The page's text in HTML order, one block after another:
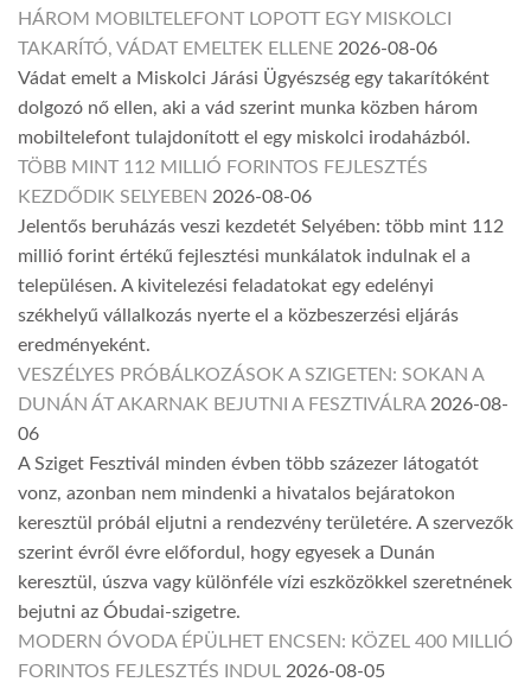
HÁROM MOBILTELEFONT LOPOTT EGY MISKOLCI
TAKARÍTÓ, VÁDAT EMELTEK ELLENE 2026-08-06
Vádat emelt a Miskolci Járási Ügyészség egy takarítóként
dolgozó nő ellen, aki a vád szerint munka közben három
mobiltelefont tulajdonított el egy miskolci irodaházból.
TÖBB MINT 112 MILLIÓ FORINTOS FEJLESZTÉS
KEZDŐDIK SELYEBEN 2026-08-06
Jelentős beruházás veszi kezdetét Selyében: több mint 112
millió forint értékű fejlesztési munkálatok indulnak el a
településen. A kivitelezési feladatokat egy edelényi
székhelyű vállalkozás nyerte el a közbeszerzési eljárás
eredményeként.
VESZÉLYES PRÓBÁLKOZÁSOK A SZIGETEN: SOKAN A
DUNÁN ÁT AKARNAK BEJUTNI A FESZTIVÁLRA 2026-08-
06
A Sziget Fesztivál minden évben több százezer látogatót
vonz, azonban nem mindenki a hivatalos bejáratokon
keresztül próbál eljutni a rendezvény területére. A szervezők
szerint évről évre előfordul, hogy egyesek a Dunán
keresztül, úszva vagy különféle vízi eszközökkel szeretnének
bejutni az Óbudai-szigetre.
MODERN ÓVODA ÉPÜLHET ENCSEN: KÖZEL 400 MILLIÓ
FORINTOS FEJLESZTÉS INDUL 2026-08-05